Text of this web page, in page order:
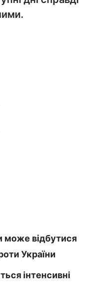
відбутися
України
інтенсивні